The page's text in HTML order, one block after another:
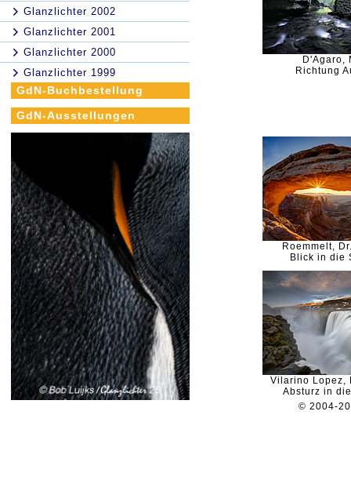
Glanzlichter 2002
Glanzlichter 2001
Glanzlichter 2000
Glanzlichter 1999
GdN-Buchbestellung
GdN-Ausstellungen
D'Agaro,
Richtung
Roemmelt,
Blick in die
Vilarino Lopez,
Absturz in
© 2004-